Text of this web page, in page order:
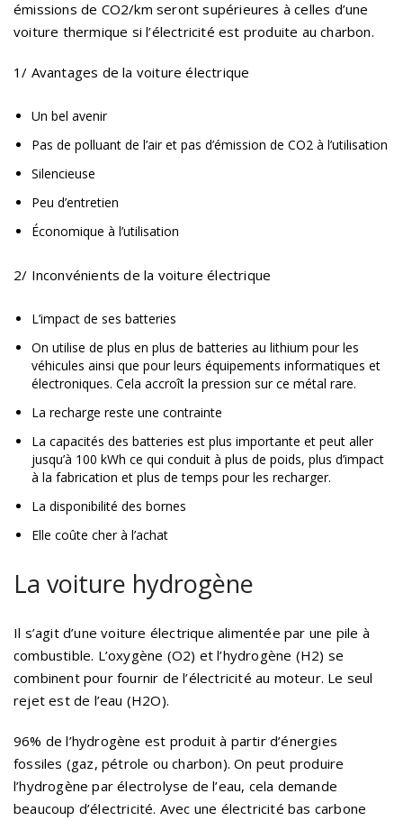
émissions de CO2/km seront supérieures à celles d’une
voiture thermique si l’électricité est produite au charbon.
1/ Avantages de la voiture électrique
Un bel avenir
Pas de polluant de l’air et pas d’émission de CO2 à l’utilisation
Silencieuse
Peu d’entretien
Économique à l’utilisation
2/ Inconvénients de la voiture électrique
L’impact de ses batteries
On utilise de plus en plus de batteries au lithium pour les
véhicules ainsi que pour leurs équipements informatiques et
électroniques. Cela accroît la pression sur ce métal rare.
La recharge reste une contrainte
La capacités des batteries est plus importante et peut aller
jusqu’à 100 kWh ce qui conduit à plus de poids, plus d’impact
à la fabrication et plus de temps pour les recharger.
La disponibilité des bornes
Elle coûte cher à l’achat
La voiture hydrogène
Il s’agit d’une voiture électrique alimentée par une pile à
combustible. L’oxygène (O2) et l’hydrogène (H2) se
combinent pour fournir de l’électricité au moteur. Le seul
rejet est de l’eau (H2O).
96% de l’hydrogène est produit à partir d’énergies
fossiles (gaz, pétrole ou charbon). On peut produire
l’hydrogène par électrolyse de l’eau, cela demande
beaucoup d’électricité. Avec une électricité bas carbone